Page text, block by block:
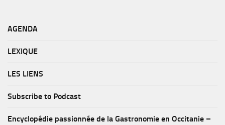
AGENDA
LEXIQUE
LES LIENS
Subscribe to Podcast
Encyclopédie passionnée de la Gastronomie en Occitanie –